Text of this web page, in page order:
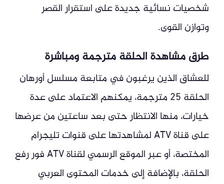
شخصيات نسائية جديدة على استقرار القصر
وتوازن القوى.
طرق مشاهدة الحلقة مترجمة ومباشرة
للعشاق الذين يرغبون في متابعة مسلسل أورهان
الحلقة 25 مترجمة، يمكنهم الاعتماد على عدة
خيارات، منها الانتظار حتى بعد ساعتين من عرضها
على قناة ATV لمشاهدتها على قنوات تليجرام
المختصة، أو عبر الموقع الرسمي لقناة ATV فور رفع
الحلقة، بالإضافة إلى خدمات المحتوى العربي